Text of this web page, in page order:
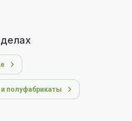
полуфабрикаты